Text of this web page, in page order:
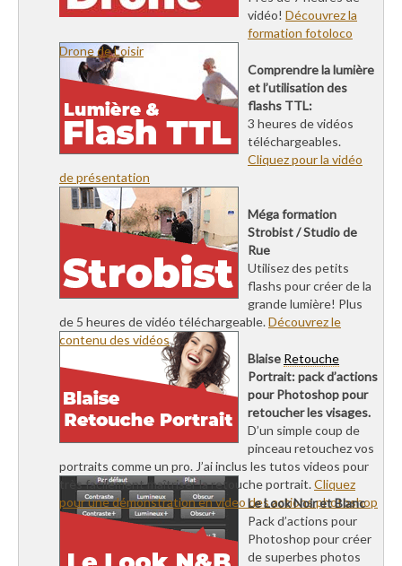
vidéo! Découvrez la
formation fotoloco
Drone de Loisir
Comprendre la lumière
et l’utilisation des
flashs TTL:
3 heures de vidéos
téléchargeables.
Cliquez pour la vidéo
de présentation
Méga formation
Strobist / Studio de
Rue
Utilisez des petits
flashs pour créer de la
grande lumière! Plus
de 5 heures de vidéo téléchargeable.Découvrez le
contenu des vidéos
Blaise Retouche
Portrait: pack d’actions
pour Photoshop pour
retoucher les visages.
D’un simple coup de
pinceau retouchez vos
portraits comme un pro. J’ai inclus les tutos videos pour
très facilement maîtriser la retouche portrait.Cliquez
pour une démonstration en video des actions photoshop
Le Look Noir et Blanc
Pack d’actions pour
Photoshop pour créer
de superbes photos